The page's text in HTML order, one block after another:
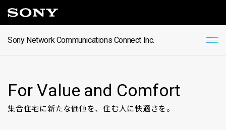
Sony Network Communications Connect Inc.
For Value and Comfort
集合住宅に新たな価値を、住む人に快適さを。